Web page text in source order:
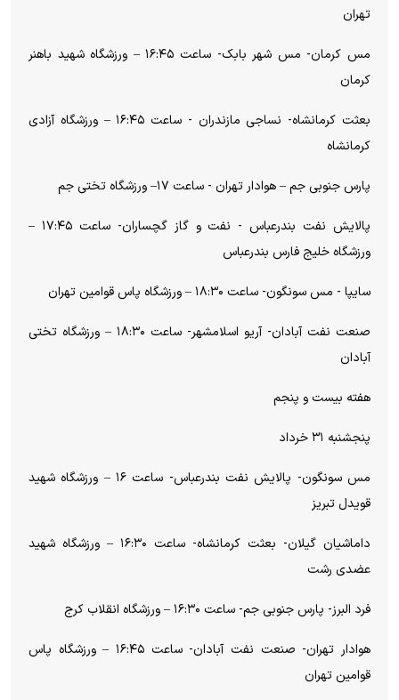
تهران
مس کرمان- مس شهر بابک- ساعت ۱۶:۴۵ – ورزشگاه شهید باهنر
کرمان
بعثت کرمانشاه- نساجی مازندران - ساعت ۱۶:۴۵ – ورزشگاه آزادی
کرمانشاه
پارس جنوبی جم – هوادار تهران - ساعت ۱۷– ورزشگاه تختی جم
پالایش نفت بندرعباس - نفت و گاز گچساران- ساعت ۱۷:۴۵ –
ورزشگاه خلیج فارس بندرعباس
سایپا - مس سونگون- ساعت ۱۸:۳۰ – ورزشگاه پاس قوامین تهران
صنعت نفت آبادان- آریو اسلامشهر- ساعت ۱۸:۳۰ – ورزشگاه تختی
آبادان
هفته بیست و پنجم
پنجشنبه ۳۱ خرداد
مس سونگون- پالایش نفت بندرعباس- ساعت ۱۶ – ورزشگاه شهید
قویدل تبریز
داماشیان گیلان- بعثت کرمانشاه- ساعت ۱۶:۳۰ – ورزشگاه شهید
عضدی رشت
فرد البرز- پارس جنوبی جم- ساعت ۱۶:۳۰ – ورزشگاه انقلاب کرج
هوادار تهران- صنعت نفت آبادان- ساعت ۱۶:۴۵ – ورزشگاه پاس
قوامین تهران